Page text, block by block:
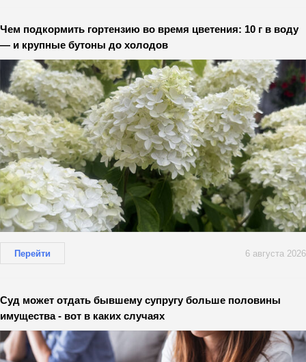
Чем подкормить гортензию во время цветения: 10 г в воду
— и крупные бутоны до холодов
Перейти 6 августа 2026
Суд может отдать бывшему супругу больше половины
имущества - вот в каких случаях